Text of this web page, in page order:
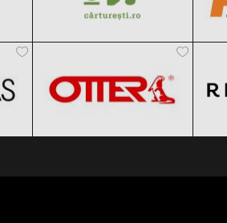
Clic și Vezi Ofertele!
Clic și Vezi Ofertele!